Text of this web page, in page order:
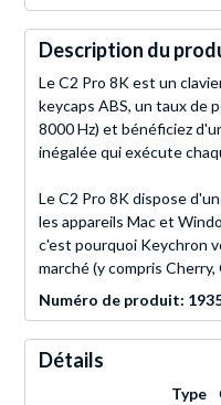
Description du
Le C2 Pro 8K est un
keycaps ABS, un taux de
8000 Hz) et bénéficiez
inégalée qui exécute
Le C2 Pro 8K dispose
les appareils Mac et
c'est pourquoi Keychron
marché (y compris
Numéro de produit:
Détails
Type